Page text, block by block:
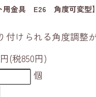
用金具 E26 角度可変型
付けられる角度調整
(税850円)
個